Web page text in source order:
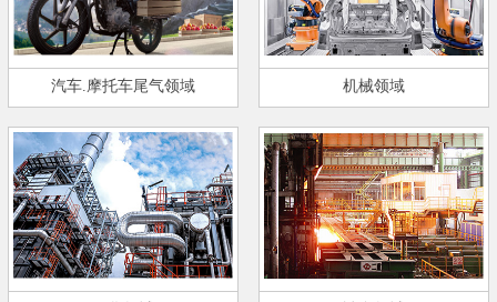
汽车.摩托车尾气领域 机械领域